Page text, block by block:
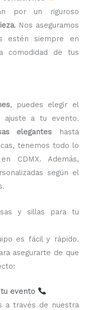
por un riguroso
. Nos aseguramos
estén siempre en
comodidad de tus
, puedes elegir el
ajuste a tu evento.
elegantes hasta
tenemos todo lo
CDMX. Además,
según el
y sillas para tu
es fácil y rápido.
asegurarte de que
evento
a través de nuestra